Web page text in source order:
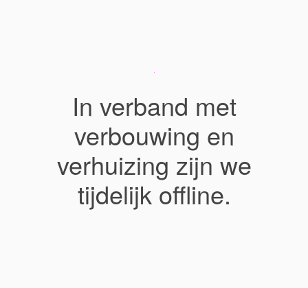
In verband met
verbouwing en
verhuizing zijn we
tijdelijk offline.